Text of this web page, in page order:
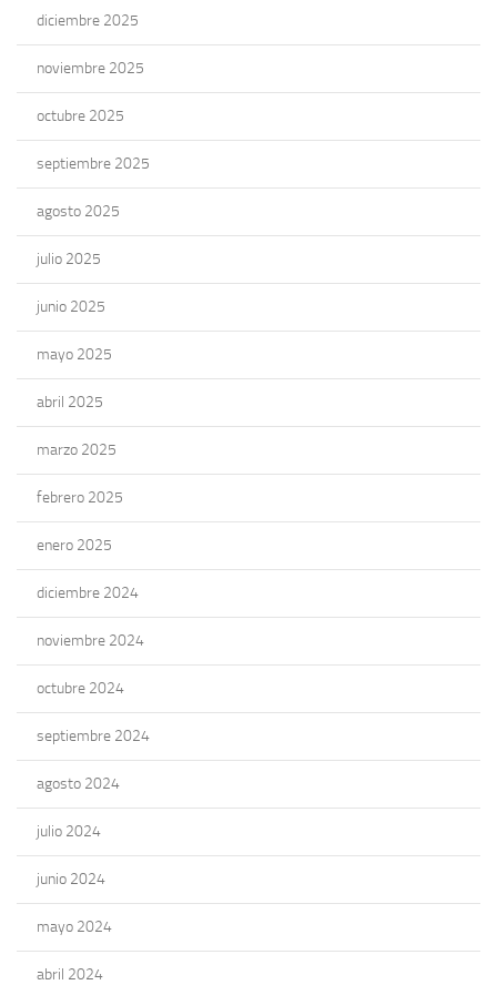
diciembre 2025
noviembre 2025
octubre 2025
septiembre 2025
agosto 2025
julio 2025
junio 2025
mayo 2025
abril 2025
marzo 2025
febrero 2025
enero 2025
diciembre 2024
noviembre 2024
octubre 2024
septiembre 2024
agosto 2024
julio 2024
junio 2024
mayo 2024
abril 2024